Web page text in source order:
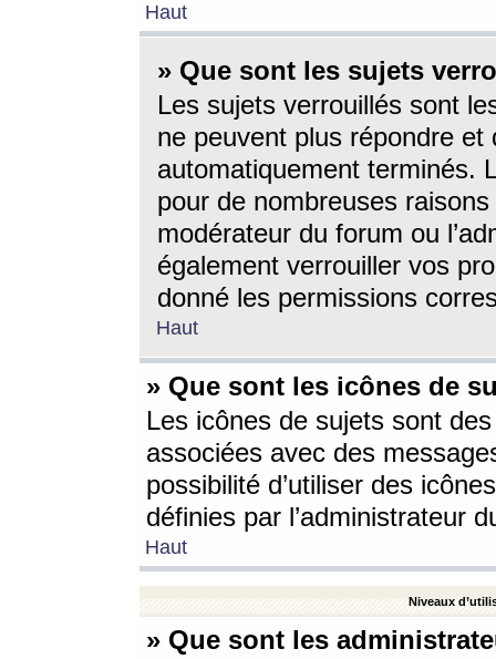
Haut
» Que sont les sujets
Les sujets verrouillés sont
ne peuvent plus répondre
automatiquement terminés.
pour de nombreuses
modérateur du forum ou
également verrouiller vos
donné les permissions
Haut
» Que sont les icônes de
Les icônes de sujets sont
associées avec des
possibilité d’utiliser des
définies par l’administrateur
Haut
Niveaux
» Que sont les